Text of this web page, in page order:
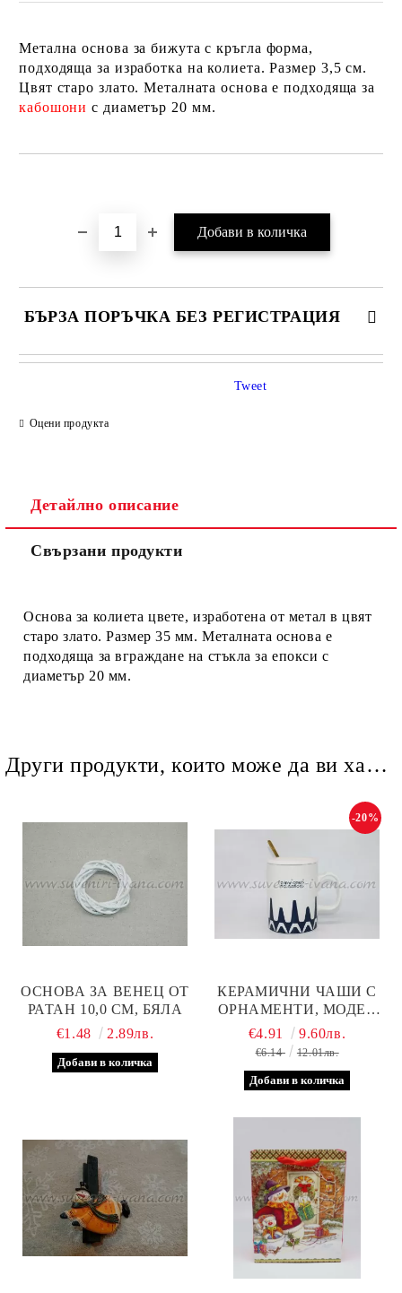
Метална основа за бижута с кръгла форма,
подходяща за изработка на колиета. Размер 3,5 см.
Цвят старо злато. Металната основа е подходяща за
кабошони с диаметър 20 мм.
БЪРЗА ПОРЪЧКА БЕЗ РЕГИСТРАЦИЯ
Оцени продукта
Tweet
Детайлно описание
Свързани продукти
Основа за колиета цвете, изработена от метал в цвят
старо злато. Размер 35 мм. Металната основа е
подходяща за вграждане на стъкла за епокси с
диаметър 20 мм.
Други продукти, които може да ви харесат
ОСНОВА ЗА ВЕНЕЦ ОТ
РАТАН 10,0 СМ, БЯЛА
€1.48
2.89лв.
КЕРАМИЧНИ ЧАШИ С
ОРНАМЕНТИ, МОДЕЛ
ТРИ
-20%
€4.91 9.60лв.
€6.14 12.01лв.